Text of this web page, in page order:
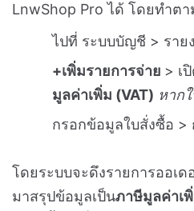
LnwShop Pro ได้ โดยทำต
ไปที่ ระบบบัญชี > ราย
+เพิ่มรายการจ่าย > เ
มูลค่าเพิ่ม (VAT) หาก
กรอกข้อมูลใบสั่งซื้อ >
โดยระบบจะดึงรายการออเด
มาสรุปข้อมูลเป็นภาษีมูลค่าเ